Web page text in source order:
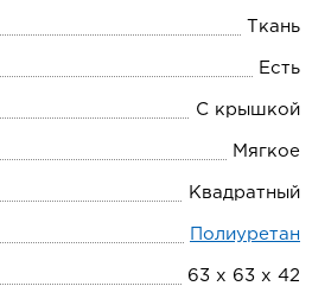
Ткань
Есть
С крышкой
Мягкое
Квадратный
Полиуретан
63 х 63 х 42